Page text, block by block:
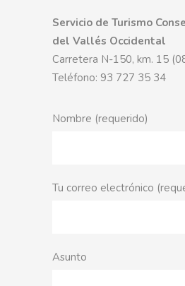
Servicio de Turismo
del Vallés Occidental
Carretera N-150, km. 15
Teléfono: 93 727 35 34
Nombre (requerido)
Tu correo electrónico
Asunto